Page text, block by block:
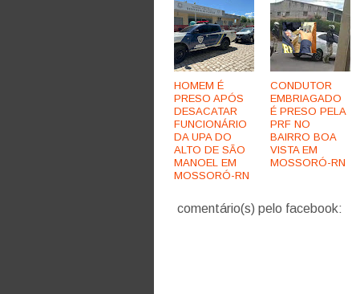
HOMEM É
PRESO APÓS
DESACATAR
FUNCIONÁRIO
DA UPA DO
ALTO DE SÃO
MANOEL EM
MOSSORÓ-RN
CONDUTOR
EMBRIAGADO
É PRESO PELA
PRF NO
BAIRRO BOA
VISTA EM
MOSSORÓ-RN
comentário(s) pelo facebook: